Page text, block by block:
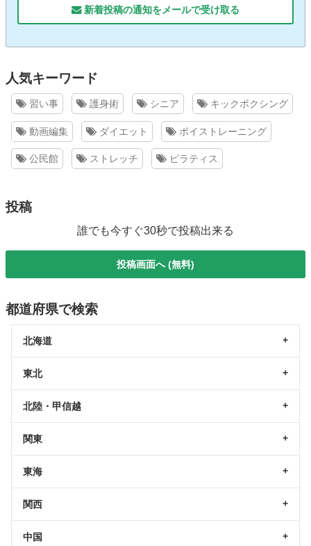
新着投稿の通知をメールで受け取る
人気キーワード
習い事 護身術 シニア キックボクシング
動画編集 ダイエット ボイストレーニング
公民館 ストレッチ ピラティス
投稿
誰でも今すぐ30秒で投稿出来る
投稿画面へ (無料)
都道府県で検索
北海道
東北
北陸・甲信越
関東
東海
関西
中国